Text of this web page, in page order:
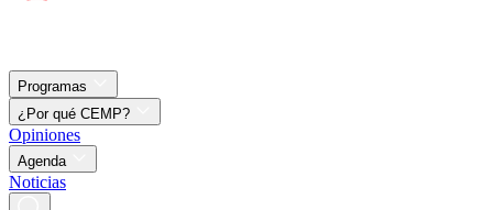
Programas
¿Por qué CEMP?
Opiniones
Agenda
Noticias